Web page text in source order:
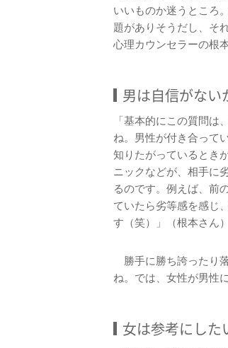
いいものか迷うところ
題がありそうだし、そ
心理カウンセラーの根
男は自信がない
「基本的にこの質問は
ね。男性が付き合って
知りたがっているとき
ニックなどが、相手に
るのです。例えば、前
ていたら劣等感を感じ
す（笑）」（根本さん）
勝手に勝ち誇ったり
ね。では、女性が男性
女は参考にした